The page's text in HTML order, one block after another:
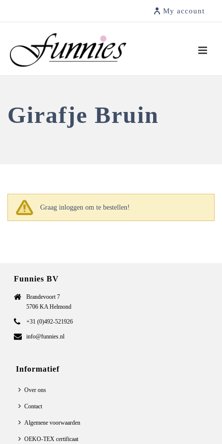
My account
Girafje Bruin
Graag inloggen om te bestellen!
Funnies BV
Brandevoort 7
5706 KA Helmond
+31 (0)492-521926
info@funnies.nl
Informatief
Over ons
Contact
Algemene voorwaarden
OEKO-TEX certificaat